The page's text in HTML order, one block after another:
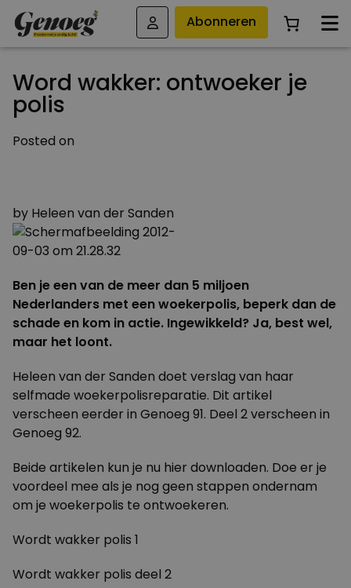
Abonneren
Word wakker: ontwoeker je
polis
Posted on
by Heleen van der Sanden
Ben je een van de meer dan 5 miljoen
Nederlanders met een woekerpolis, beperk dan de
schade en kom in actie. Ingewikkeld? Ja, best wel,
maar het loont.
Heleen van der Sanden doet verslag van haar
selfmade woekerpolisreparatie. Dit artikel
verscheen eerder in Genoeg 91. Deel 2 verscheen in
Genoeg 92.
Beide artikelen kun je nu hier downloaden. Doe er je
voordeel mee als je nog geen stappen ondernam
om je woekerpolis te ontwoekeren.
Wordt wakker polis 1
Wordt wakker polis deel 2